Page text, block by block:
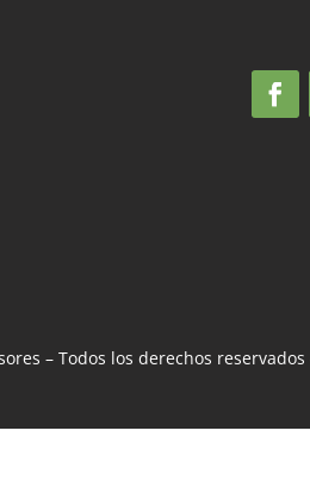
– Todos los derechos reservados